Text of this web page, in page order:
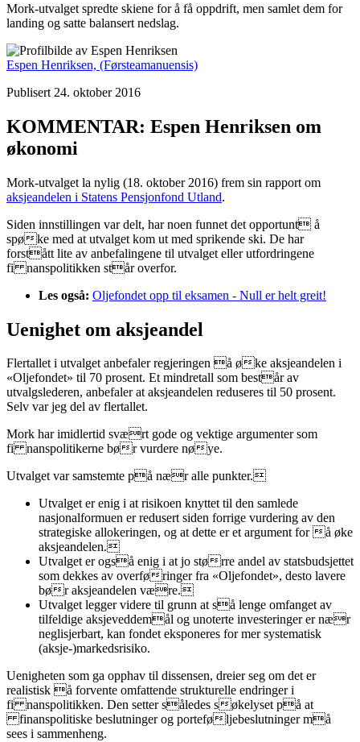
Mork-utvalget spredte skiene for å få oppdrift, men samlet dem for
landing og satte balansert nedslag.
Espen Henriksen, (Førsteamanuensis)
Publisert 24. oktober 2016
KOMMENTAR: Espen Henriksen om
økonomi
Mork-utvalget la nylig (18. oktober 2016) frem sin rapport om
aksjeandelen i Statens Pensjonfond Utland.
Siden innstillingen var delt, har noen funnet det opportunt å
spøke med at utvalget kom ut med sprikende ski. De har
forstått lite av anbefalingene til utvalget eller utfordringene
fi nanspolitikken står overfor.
Les også: Oljefondet opp til eksamen - Null er helt greit!
Uenighet om aksjeandel
Flertallet i utvalget anbefaler regjeringen å øke aksjeandelen i
«Oljefondet» til 70 prosent. Et mindretall som består av
utvalgslederen, anbefaler at aksjeandelen reduseres til 50 prosent.
Selv var jeg del av flertallet.
Mork har imidlertid svært gode og vektige argumenter som
fi nanspolitikerne bør vurdere nøye.
Utvalget var samstemte på nær alle punkter.
Utvalget er enig i at risikoen knyttet til den samlede
nasjonalformuen er redusert siden forrige vurdering av den
strategiske allokeringen, og at dette er et argument for å øke
aksjeandelen.
Utvalget er også enig i at jo større andel av statsbudsjettet
som dekkes av overføringer fra «Oljefondet», desto lavere
bør aksjeandelen være.
Utvalget legger videre til grunn at så lenge omfanget av
tilfeldige aksjeveddemål og unoterte investeringer er nær
neglisjerbart, kan fondet eksponeres for mer systematisk
(aksje-)markedsrisiko.
Uenigheten som ga opphav til dissensen, dreier seg om det er
realistisk å forvente omfattende strukturelle endringer i
fi nanspolitikken. Den setter således søkelyset på at
finanspolitiske beslutninger og porteføljebeslutninger må
sees i sammenheng.